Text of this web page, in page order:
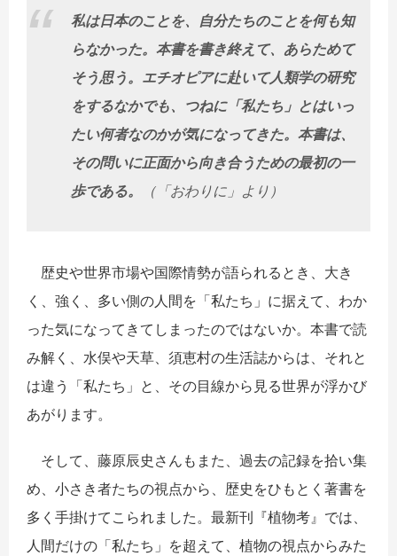
私は日本のことを、自分たちのことを何も知
らなかった。本書を書き終えて、あらためて
そう思う。エチオピアに赴いて人類学の研究
をするなかでも、つねに「私たち」とはいっ
たい何者なのかが気になってきた。本書は、
その問いに正面から向き合うための最初の一
歩である。
（「おわりに」より）
歴史や世界市場や国際情勢が語られるとき、大き
く、強く、多い側の人間を「私たち」に据えて、わか
った気になってきてしまったのではないか。本書で読
み解く、水俣や天草、須恵村の生活誌からは、それと
は違う「私たち」と、その目線から見る世界が浮かび
あがります。
そして、藤原辰史さんもまた、過去の記録を拾い集
め、小さき者たちの視点から、歴史をひもとく著書を
多く手掛けてこられました。最新刊『植物考』では、
人間だけの「私たち」を超えて、植物の視点からみた